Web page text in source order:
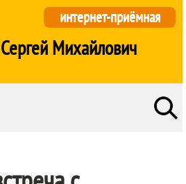
Михайлович
интернет-приёмная